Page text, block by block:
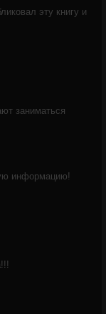
эту книгу и
заниматься
информацию!